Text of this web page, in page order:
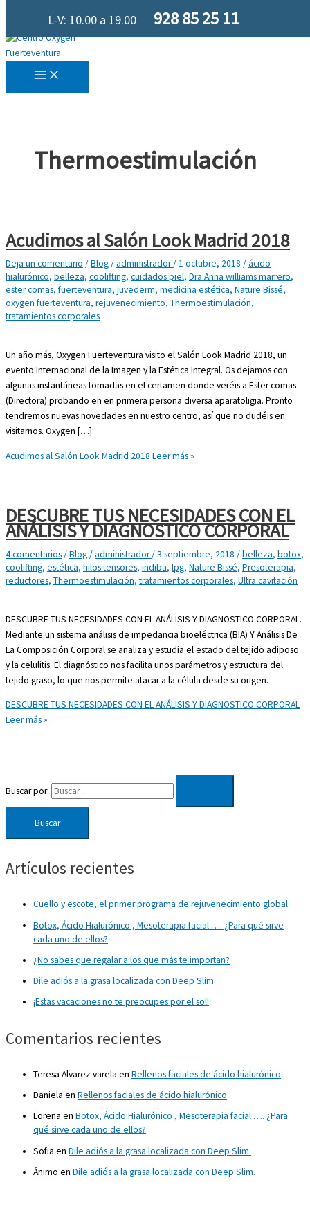
Thermoestimulación
Acudimos al Salón Look Madrid 2018
Deja un comentario /Blog/administrador/1 octubre, 2018 /ácido
hialurónico, belleza, coolifting, cuidados piel, Dra Anna williams marrero,
ester comas, fuerteventura, juvederm, medicina estética, Nature Bissé,
oxygen fuerteventura, rejuvenecimiento, Thermoestimulación,
tratamientos corporales
Un año más, Oxygen Fuerteventura visito el Salón Look Madrid 2018, un
evento Internacional de la Imagen y la Estética Integral. Os dejamos con
algunas instantáneas tomadas en el certamen donde veréis a Ester comas
(Directora) probando en en primera persona diversa aparatoligia. Pronto
tendremos nuevas novedades en nuestro centro, así que no dudéis en
visitarnos. Oxygen […]
Acudimos al Salón Look Madrid 2018 Leer más »
DESCUBRE TUS NECESIDADES CON EL
ANÁLISIS Y DIAGNOSTICO CORPORAL
4 comentarios/Blog/administrador/3 septiembre, 2018 /belleza, botox,
coolifting, estética, hilos tensores, indiba, lpg, Nature Bissé, Presoterapia,
reductores, Thermoestimulación,tratamientos corporales, Ultra cavitación
DESCUBRE TUS NECESIDADES CON EL ANÁLISIS Y DIAGNOSTICO CORPORAL.
Mediante un sistema análisis de impedancia bioeléctrica (BIA) Y Análisis De
La Composición Corporal se analiza y estudia el estado del tejido adiposo
y la celulitis. El diagnóstico nos facilita unos parámetros y estructura del
tejido graso, lo que nos permite atacar a la célula desde su origen.
DESCUBRE TUS NECESIDADES CON EL ANÁLISIS Y DIAGNOSTICO CORPORAL
Leer más »
Buscar por:
Artículos recientes
Cuello y escote, el primer programa de rejuvenecimiento global.
Botox, Ácido Hialurónico , Mesoterapia facial …. ¿Para qué sirve
cada uno de ellos?
¿No sabes que regalar a los que más te importan?
Dile adiós a la grasa localizada con Deep Slim.
¡Estas vacaciones no te preocupes por el sol!
Comentarios recientes
Teresa Alvarez varela en Rellenos faciales de ácido hialurónico
Daniela en Rellenos faciales de ácido hialurónico
Lorena en Botox, Ácido Hialurónico , Mesoterapia facial …. ¿Para
qué sirve cada uno de ellos?
Sofia en Dile adiós a la grasa localizada con Deep Slim.
Ánimo en Dile adiós a la grasa localizada con Deep Slim.
L-V: 10.00 a 19.00 928 85 25 11